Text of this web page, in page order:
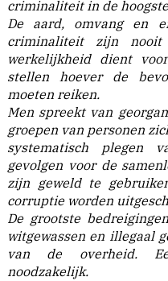
criminaliteit in de
De aard, omvang en
criminaliteit zijn
werkelijkheid dient
stellen hoever de
moeten reiken.
Men spreekt van
groepen van personen
systematisch plegen
gevolgen voor de
zijn geweld te
corruptie worden
De grootste
witgewassen en illegaal
van de overheid.
noodzakelijk.